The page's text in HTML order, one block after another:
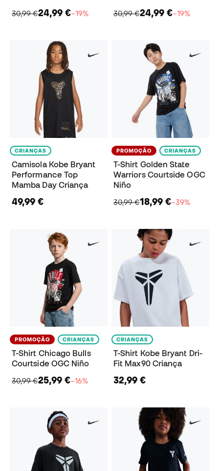
30,99 €24,99 €−19%
30,99 €24,99 €−19%
CRIANÇAS
Camisola Kobe Bryant
Performance Top
Mamba Day Criança
49,99 €
PROMOÇÃO CRIANÇAS
T-Shirt Golden State
Warriors Courtside OGC
Niño
30,99 €18,99 €−39%
PROMOÇÃO CRIANÇAS
T-Shirt Chicago Bulls
Courtside OGC Niño
30,99 €25,99 €−16%
CRIANÇAS
T-Shirt Kobe Bryant Dri-
Fit Max90 Criança
32,99 €